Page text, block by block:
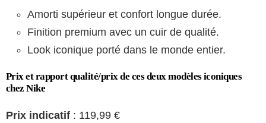
Amorti supérieur et confort longue durée.
Finition premium avec un cuir de qualité.
Look iconique porté dans le monde entier.
Prix et rapport qualité/prix de ces deux modèles iconiques
chez Nike
Prix indicatif : 119,99 €